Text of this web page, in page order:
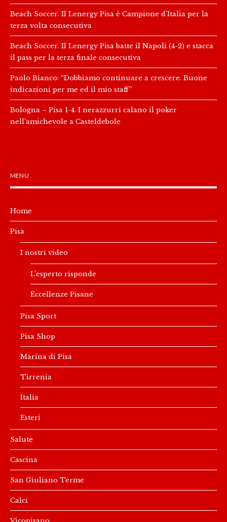
Beach Soccer. Il Lenergy Pisa è Campione d’Italia per la
terza volta consecutiva
Beach Soccer. Il Lenergy Pisa batte il Napoli (4-2) e stacca
il pass per la terza finale consecutiva
Paolo Bianco: “Dobbiamo continuare a crescere. Buone
indicazioni per me ed il mio staff”
Bologna – Pisa 1-4. I nerazzurri calano il poker
nell’amichevole a Casteldebole
MENU
Home
Pisa
I nostri video
L’esperto risponde
Eccellenze Pisane
Pisa Sport
Pisa Shop
Marina di Pisa
Tirrenia
Italia
Esteri
Salute
Cascina
San Giuliano Terme
Calci